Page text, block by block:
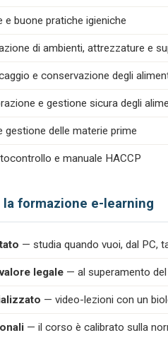
e buone pratiche igieniche
di ambienti, attrezzature e
e conservazione degli
e gestione sicura degli
gestione delle materie prime
e manuale HACCP
formazione e-learning
— studia quando vuoi, dal PC,
legale — al superamento
— video-lezioni con un
— il corso è calibrato sulla